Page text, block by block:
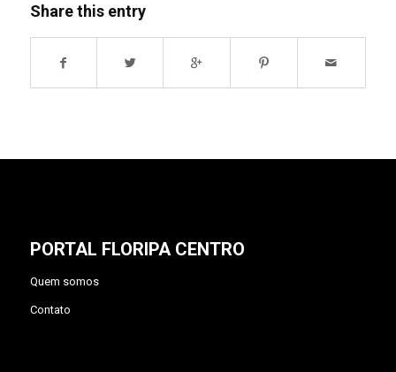
Share this entry
PORTAL FLORIPA CENTRO
Quem somos
Contato